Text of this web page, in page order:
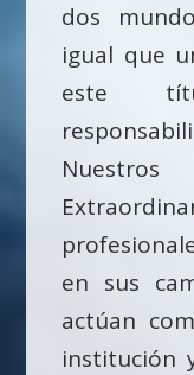
dos
igual que
este
en sus
actúan
institución